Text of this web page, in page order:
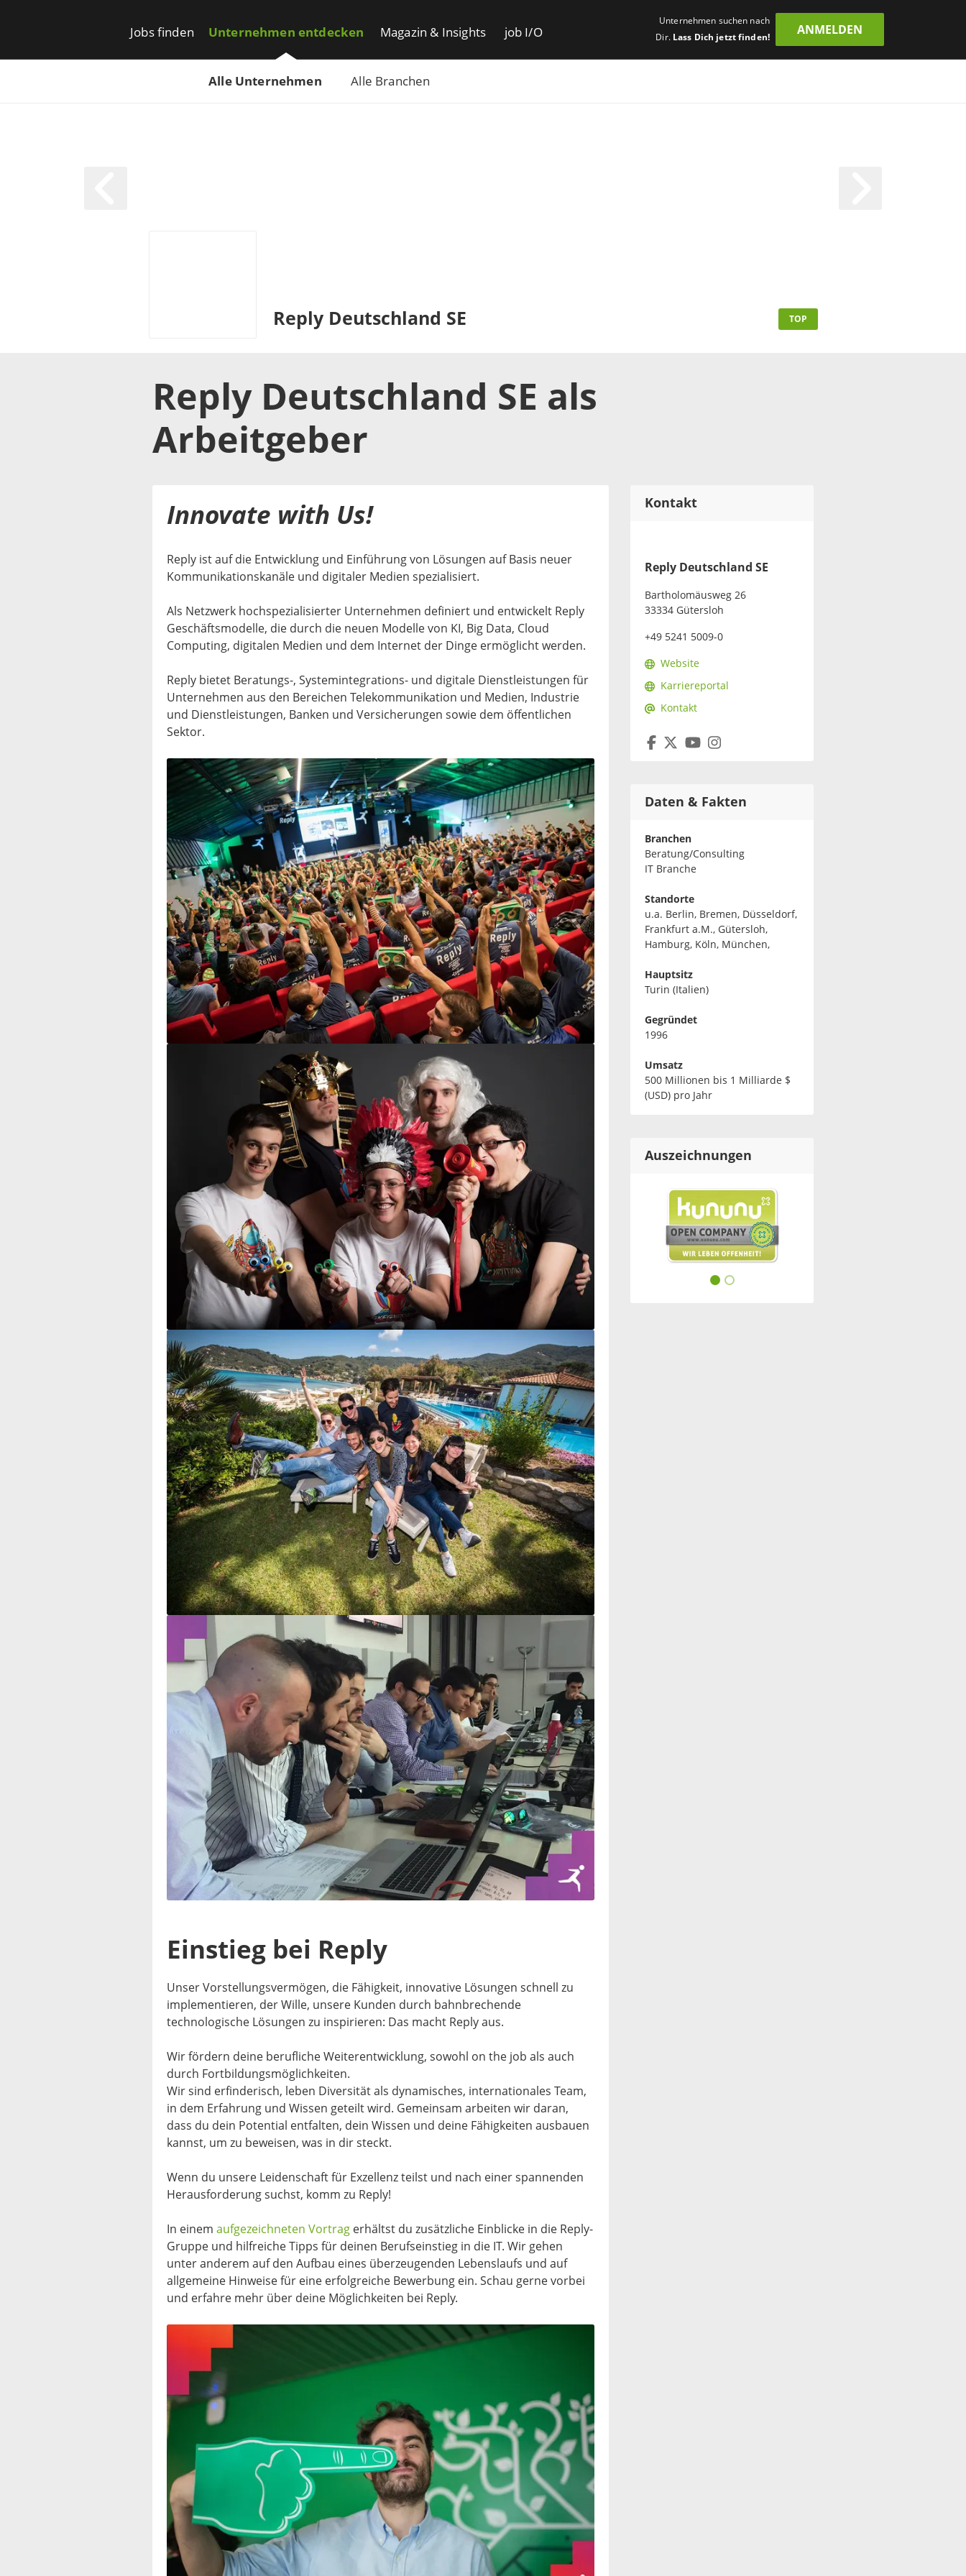
Jobs finden Unternehmen entdecken
Alle Unternehmen Alle Branchen
Magazin & Insights job I/O
Unternehmen suchen nach
Dir. Lass Dich jetzt finden!
ANMELDEN
Reply Deutschland SE TOP
Reply Deutschland SE als
Arbeitgeber
Innovate with Us!
Reply ist auf die Entwicklung und Einführung von Lösungen auf Basis neuer
Kommunikationskanäle und digitaler Medien spezialisiert.
Als Netzwerk hochspezialisierter Unternehmen definiert und entwickelt Reply
Geschäftsmodelle, die durch die neuen Modelle von KI, Big Data, Cloud
Computing, digitalen Medien und dem Internet der Dinge ermöglicht werden.
Reply bietet Beratungs-, Systemintegrations- und digitale Dienstleistungen für
Unternehmen aus den Bereichen Telekommunikation und Medien, Industrie
und Dienstleistungen, Banken und Versicherungen sowie dem öffentlichen
Sektor.
Einstieg bei Reply
Unser Vorstellungsvermögen, die Fähigkeit, innovative Lösungen schnell zu
implementieren, der Wille, unsere Kunden durch bahnbrechende
technologische Lösungen zu inspirieren: Das macht Reply aus.
Wir fördern deine berufliche Weiterentwicklung, sowohl on the job als auch
durch Fortbildungsmöglichkeiten.
Wir sind erfinderisch, leben Diversität als dynamisches, internationales Team,
in dem Erfahrung und Wissen geteilt wird. Gemeinsam arbeiten wir daran,
dass du dein Potential entfalten, dein Wissen und deine Fähigkeiten ausbauen
kannst, um zu beweisen, was in dir steckt.
Wenn du unsere Leidenschaft für Exzellenz teilst und nach einer spannenden
Herausforderung suchst, komm zu Reply!
In einem aufgezeichneten Vortrag erhältst du zusätzliche Einblicke in die Reply-
Gruppe und hilfreiche Tipps für deinen Berufseinstieg in die IT. Wir gehen
unter anderem auf den Aufbau eines überzeugenden Lebenslaufs und auf
allgemeine Hinweise für eine erfolgreiche Bewerbung ein. Schau gerne vorbei
und erfahre mehr über deine Möglichkeiten bei Reply.
Kontakt
Reply Deutschland SE
Bartholomäusweg 26
33334 Gütersloh
+49 5241 5009-0
Website
Karriereportal
Kontakt
Daten & Fakten
Branchen
Beratung/Consulting
IT Branche
Standorte
u.a. Berlin, Bremen, Düsseldorf,
Frankfurt a.M., Gütersloh,
Hamburg, Köln, München,
Hauptsitz
Turin (Italien)
Gegründet
1996
Umsatz
500 Millionen bis 1 Milliarde $
(USD) pro Jahr
Auszeichnungen